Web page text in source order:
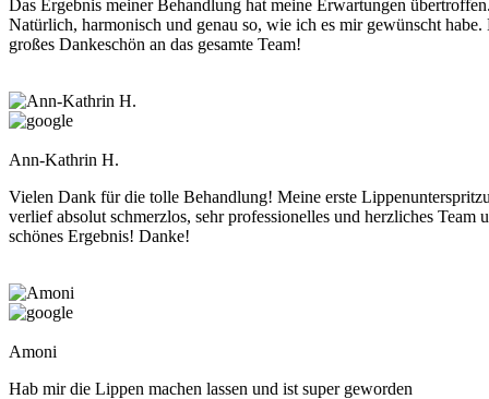
Das Ergebnis meiner Behandlung hat meine Erwartungen
Natürlich, harmonisch und genau so, wie ich es mir gewünscht habe.
großes Dankeschön an das gesamte Team!
Ann-Kathrin H.
Vielen Dank für die tolle Behandlung! Meine erste
verlief absolut schmerzlos, sehr professionelles und herzliches Team
schönes Ergebnis! Danke!
Amoni
Hab mir die Lippen machen lassen und ist super geworden